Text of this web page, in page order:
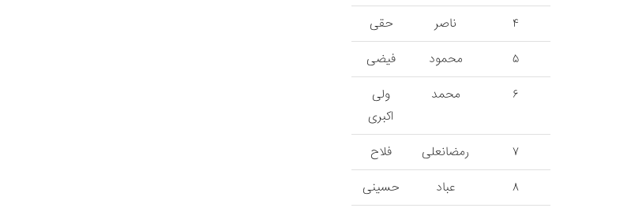
۴
ناصر
حقی
۵
محمود
فیضی
۶
محمد
ولی
اکبری
۷
رمضانعلی
فلاح
۸
عباد حسینی